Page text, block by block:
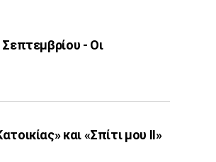
- Οι
και «Σπίτι μου ΙΙ»